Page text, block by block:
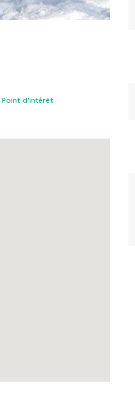
Point d'intérêt